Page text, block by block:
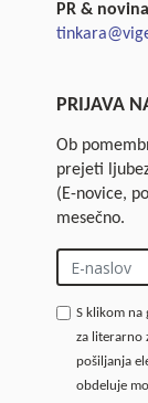
PR &
PRIJAVA
Ob
prejeti
(E-novice,
mesečno.
S klikom na
za literarno
pošiljanja
obdeluje